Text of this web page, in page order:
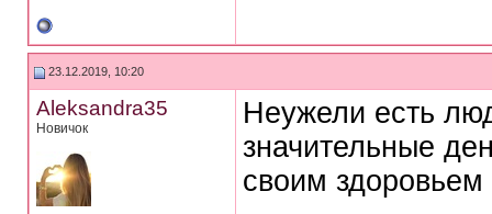
23.12.2019, 10:20
Aleksandra35
Новичок
Неужели есть
значительные
своим